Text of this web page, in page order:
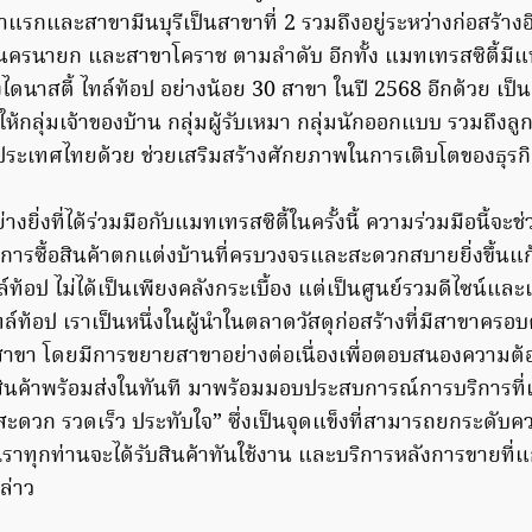
รกและสาขามีนบุรีเป็นสาขาที่ 2 รวมถึงอยู่ระหว่างก่อสร้าง
ครนายก และสาขาโคราช ตามลำดับ อีกทั้ง แมทเทรสซิตี้มี
ไดนาสตี้ ไทล์ท้อป อย่างน้อย 30 สาขา ในปี 2568 อีกด้วย เ
กลุ่มเจ้าของบ้าน กลุ่มผู้รับเหมา กลุ่มนักออกแบบ รวมถึงลู
ะเทศไทยด้วย ช่วยเสริมสร้างศักยภาพในการเติบโตของธุร
งยิ่งที่ได้ร่วมมือกับแมทเทรสซิตี้ในครั้งนี้ ความร่วมมือนี้จะช่
รซื้อสินค้าตกแต่งบ้านที่ครบวงจรและสะดวกสบายยิ่งขึ้นแก้
ท้อป ไม่ได้เป็นเพียงคลังกระเบื้อง แต่เป็นศูนย์รวมดีไซน์แล
ท้อป เราเป็นหนึ่งในผู้นำในตลาดวัสดุก่อสร้างที่มีสาขาครอ
ขา โดยมีการขยายสาขาอย่างต่อเนื่องเพื่อตอบสนองความต้
าพร้อมส่งในทันที มาพร้อมมอบประสบการณ์การบริการที่
ดวก รวดเร็ว ประทับใจ” ซึ่งเป็นจุดแข็งที่สามารถยกระดับค
ราทุกท่านจะได้รับสินค้าทันใช้งาน และบริการหลังการขายที่
าว